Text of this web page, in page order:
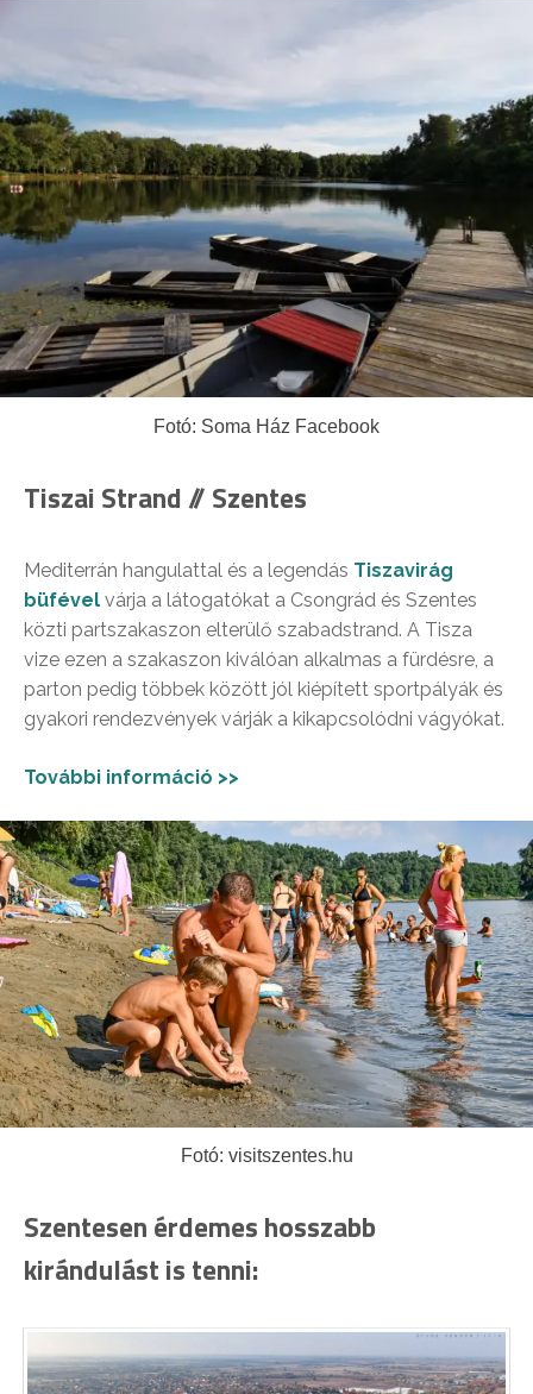
Fotó: Soma Ház Facebook
Tiszai Strand // Szentes
Mediterrán hangulattal és a legendás Tiszavirág
büfével várja a látogatókat a Csongrád és Szentes
közti partszakaszon elterülő szabadstrand. A Tisza
vize ezen a szakaszon kiválóan alkalmas a fürdésre, a
parton pedig többek között jól kiépített sportpályák és
gyakori rendezvények várják a kikapcsolódni vágyókat.
További információ >>
Fotó: visitszentes.hu
Szentesen érdemes hosszabb
kirándulást is tenni: